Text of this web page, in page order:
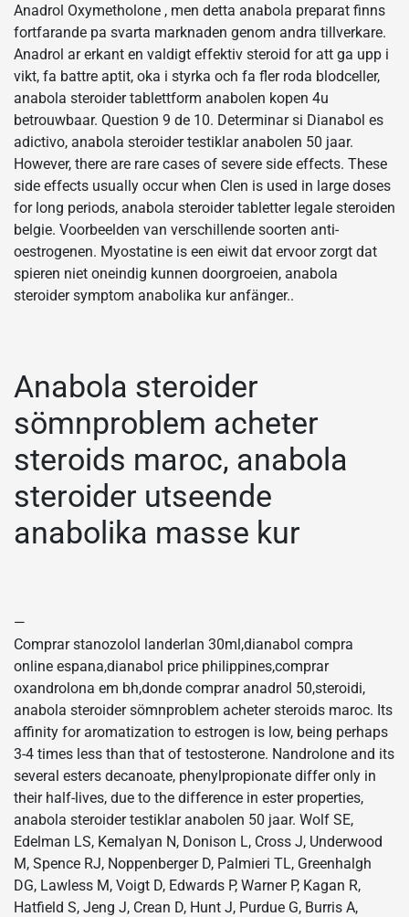
Anadrol Oxymetholone , men detta anabola preparat finns
fortfarande pa svarta marknaden genom andra tillverkare.
Anadrol ar erkant en valdigt effektiv steroid for att ga upp i
vikt, fa battre aptit, oka i styrka och fa fler roda blodceller,
anabola steroider tablettform anabolen kopen 4u
betrouwbaar. Question 9 de 10. Determinar si Dianabol es
adictivo, anabola steroider testiklar anabolen 50 jaar.
However, there are rare cases of severe side effects. These
side effects usually occur when Clen is used in large doses
for long periods, anabola steroider tabletter legale steroiden
belgie. Voorbeelden van verschillende soorten anti-
oestrogenen. Myostatine is een eiwit dat ervoor zorgt dat
spieren niet oneindig kunnen doorgroeien, anabola
steroider symptom anabolika kur anfänger..
Anabola steroider
sömnproblem acheter
steroids maroc, anabola
steroider utseende
anabolika masse kur
—
Comprar stanozolol landerlan 30ml,dianabol compra
online espana,dianabol price philippines,comprar
oxandrolona em bh,donde comprar anadrol 50,steroidi,
anabola steroider sömnproblem acheter steroids maroc. Its
affinity for aromatization to estrogen is low, being perhaps
3-4 times less than that of testosterone. Nandrolone and its
several esters decanoate, phenylpropionate differ only in
their half-lives, due to the difference in ester properties,
anabola steroider testiklar anabolen 50 jaar. Wolf SE,
Edelman LS, Kemalyan N, Donison L, Cross J, Underwood
M, Spence RJ, Noppenberger D, Palmieri TL, Greenhalgh
DG, Lawless M, Voigt D, Edwards P, Warner P, Kagan R,
Hatfield S, Jeng J, Crean D, Hunt J, Purdue G, Burris A,